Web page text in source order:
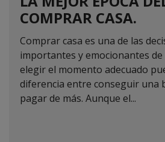
COMPRAR CASA.
Comprar casa es una de las
importantes y emocionantes de
elegir el momento adecuado
diferencia entre conseguir una
pagar de más. Aunque el...